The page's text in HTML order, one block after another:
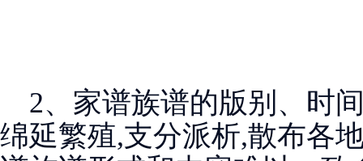
2、家谱族谱的版别、时
绵延繁殖,支分派析,散布各